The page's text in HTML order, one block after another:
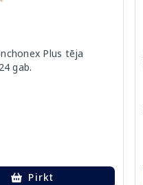
Plus tēja
gab.
Pirkt